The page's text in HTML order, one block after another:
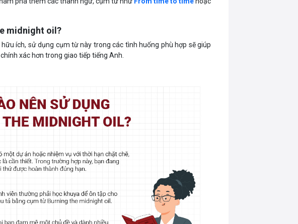
midnight oil?
ích, sử dụng cụm từ này trong các tình huống phù hợp sẽ giúp
xác hơn trong giao tiếp tiếng Anh.